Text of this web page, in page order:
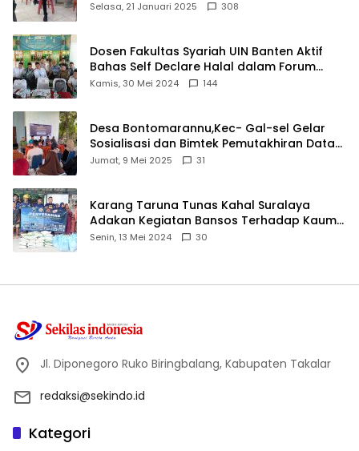
angkat bicara
Selasa, 21 Januari 2025 308
Dosen Fakultas Syariah UIN Banten Aktif
Bahas Self Declare Halal dalam Forum
Ijtima Ulama MUI
Kamis, 30 Mei 2024 144
Desa Bontomarannu,Kec- Gal-sel Gelar
Sosialisasi dan Bimtek Pemutakhiran Data
ID
Jumat, 9 Mei 2025 31
Karang Taruna Tunas Kahal Suralaya
Adakan Kegiatan Bansos Terhadap Kaum
Dhuafa dan Anak Yatim-Piatu
Senin, 13 Mei 2024 30
Jl. Diponegoro Ruko Biringbalang, Kabupaten Takalar
redaksi@sekindo.id
Kategori